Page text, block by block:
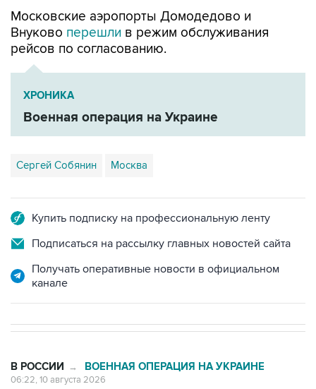
Московские аэропорты Домодедово и
Внуково перешли в режим обслуживания
рейсов по согласованию.
ХРОНИКА
Военная операция на Украине
Сергей Собянин Москва
Купить подписку на профессиональную ленту
Подписаться на рассылку главных новостей сайта
Получать оперативные новости в официальном
канале
В РОССИИ → ВОЕННАЯ ОПЕРАЦИЯ НА УКРАИНЕ
06:22, 10 августа 2026